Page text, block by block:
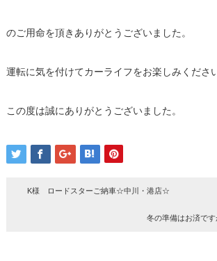
のご用命を頂きありがとうございました。
運転に気を付けてカーライフをお楽しみくださ
この度は誠にありがとうございました。
K様 ロードスターご納車☆中川・港店☆
冬の準備はお済で